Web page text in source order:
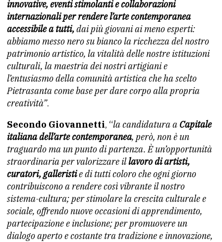
innovative, eventi stimolanti e collaborazioni
internazionali per rendere l’arte contemporanea
accessibile a tutti,dai più giovani ai meno esperti:
abbiamo messo nero su bianco la ricchezza del nostro
patrimonio artistico, la vitalità delle nostre istituzioni
culturali, la maestria dei nostri artigiani e
l’entusiasmo della comunità artistica che ha scelto
Pietrasanta come base per dare corpo alla propria
creatività”.
Secondo Giovannetti, “la candidatura a Capitale
italiana dell’arte contemporanea, però, non è un
traguardo ma un punto di partenza. È un’opportunità
straordinaria per valorizzare illavoro di artisti,
curatori, galleristie di tutti coloro che ogni giorno
contribuiscono a rendere così vibrante il nostro
sistema-cultura; per stimolare la crescita culturale e
sociale, offrendo nuove occasioni di apprendimento,
partecipazione e inclusione; per promuovere un
dialogo aperto e costante tra tradizione e innovazione,